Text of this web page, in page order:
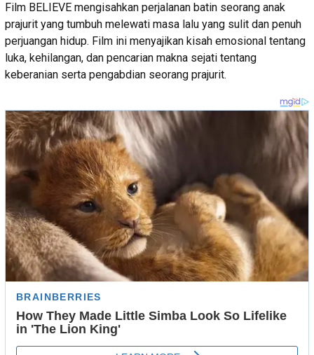
Film BELIEVE mengisahkan perjalanan batin seorang anak
prajurit yang tumbuh melewati masa lalu yang sulit dan penuh
perjuangan hidup. Film ini menyajikan kisah emosional tentang
luka, kehilangan, dan pencarian makna sejati tentang
keberanian serta pengabdian seorang prajurit.